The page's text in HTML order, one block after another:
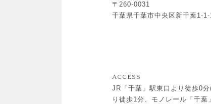
〒260-0031
千葉県千葉市中央区新千葉1-
ACCESS
JR「千葉」駅東口より徒歩0
り徒歩1分、モノレール「千